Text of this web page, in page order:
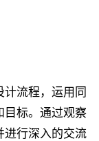
流程，运用同
目标。通过观察
进行深入的交流